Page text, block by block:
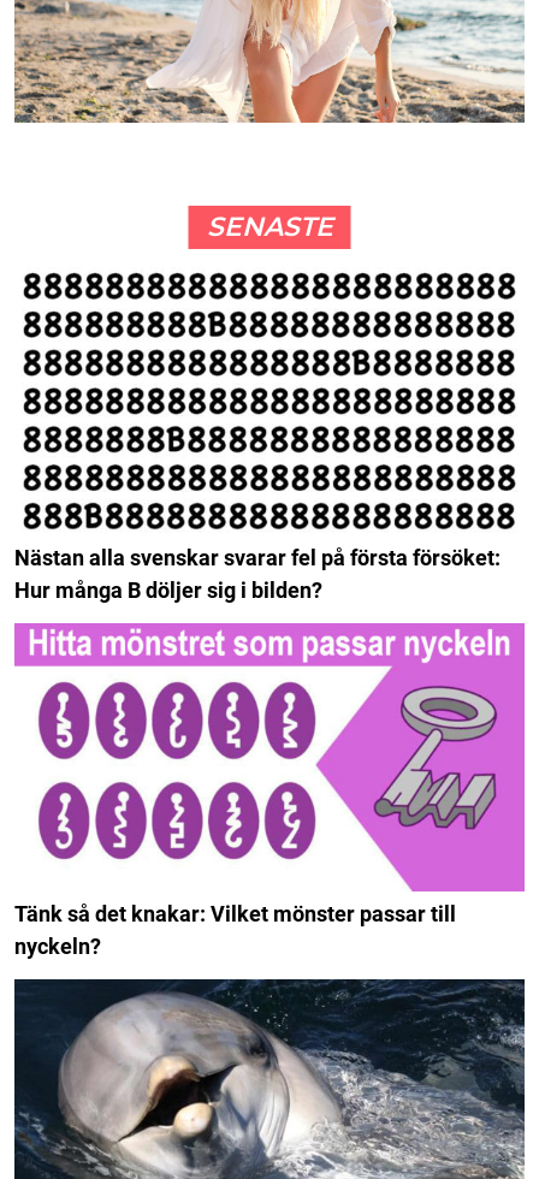
SENASTE
Nästan alla svenskar svarar fel på första försöket:
Hur många B döljer sig i bilden?
Tänk så det knakar: Vilket mönster passar till
nyckeln?